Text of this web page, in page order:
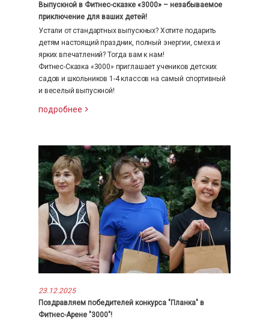
Выпускной в Фитнес-сказке «3000» – незабываемое
приключение для ваших детей!
Устали от стандартных выпускных? Хотите подарить
детям настоящий праздник, полный энергии, смеха и
ярких впечатлений? Тогда вам к нам!
Фитнес-Сказка «3000» приглашает учеников детских
садов и школьников 1-4 классов на самый спортивный
и веселый выпускной!
подробнее
23.12.2025
Поздравляем победителей конкурса "Планка" в
Фитнес-Арене "3000"!